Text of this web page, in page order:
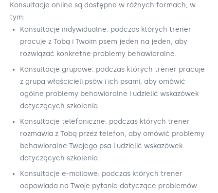
Konsultacje online są dostępne w różnych formach, w
tym:
Konsultacje indywidualne: podczas których trener
pracuje z Tobą i Twoim psem jeden na jeden, aby
rozwiązać konkretne problemy behawioralne.
Konsultacje grupowe: podczas których trener pracuje
z grupą właścicieli psów i ich psami, aby omówić
ogólne problemy behawioralne i udzielić wskazówek
dotyczących szkolenia.
Konsultacje telefoniczne: podczas których trener
rozmawia z Tobą przez telefon, aby omówić problemy
behawioralne Twojego psa i udzielić wskazówek
dotyczących szkolenia.
Konsultacje e-mailowe: podczas których trener
odpowiada na Twoje pytania dotyczące problemów